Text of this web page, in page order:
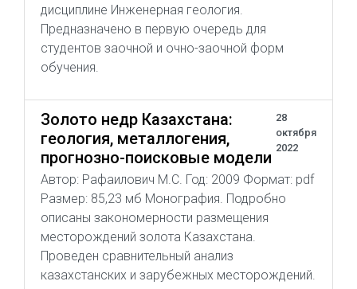
дисциплине Инженерная геология.
Предназначено в первую очередь для
студентов заочной и очно-заочной форм
обучения.
Золото недр Казахстана:
геология, металлогения,
прогнозно-поисковые модели
28
октября
2022
Автор: Рафаилович М.С. Год: 2009 Формат: pdf
Размер: 85,23 мб Монография. Подробно
описаны закономерности размещения
месторождений золота Казахстана.
Проведен сравнительный анализ
казахстанских и зарубежных месторождений.